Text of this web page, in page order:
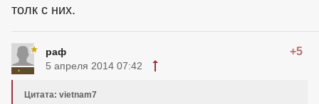
толк с них.
раф +5
5 апреля 2014 07:42
Цитата: vietnam7